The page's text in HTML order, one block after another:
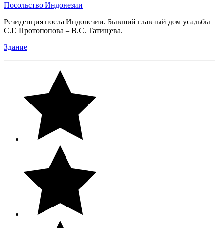
Посольство Индонезии
Резиденция посла Индонезии. Бывший главный дом усадьбы
С.Г. Протопопова – В.С. Татищева.
Здание